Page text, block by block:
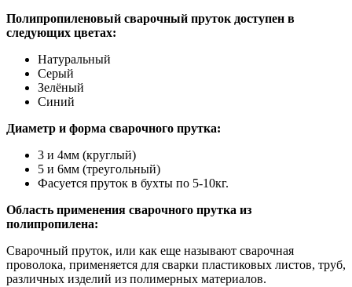
Полипропиленовый сварочный пруток доступен в
следующих цветах:
Натуральный
Серый
Зелёный
Синий
Диаметр и форма сварочного прутка:
3 и 4мм (круглый)
5 и 6мм (треугольный)
Фасуется пруток в бухты по 5-10кг.
Область применения сварочного прутка из
полипропилена:
Сварочный пруток, или как еще называют сварочная
проволока, применяется для сварки пластиковых листов, труб,
различных изделий из полимерных материалов.